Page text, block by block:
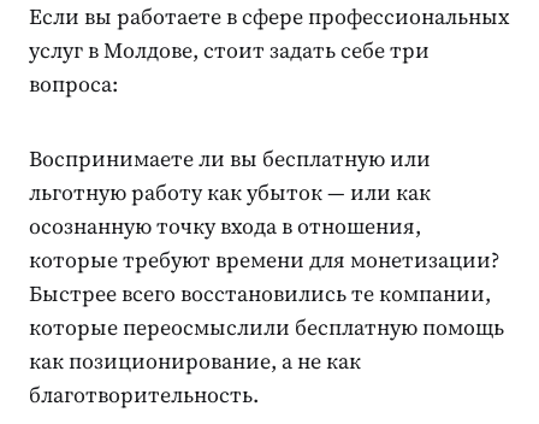
Если вы работаете в сфере профессиональных
услуг в Молдове, стоит задать себе три
вопроса:
Воспринимаете ли вы бесплатную или
льготную работу как убыток — или как
осознанную точку входа в отношения,
которые требуют времени для монетизации?
Быстрее всего восстановились те компании,
которые переосмыслили бесплатную помощь
как позиционирование, а не как
благотворительность.